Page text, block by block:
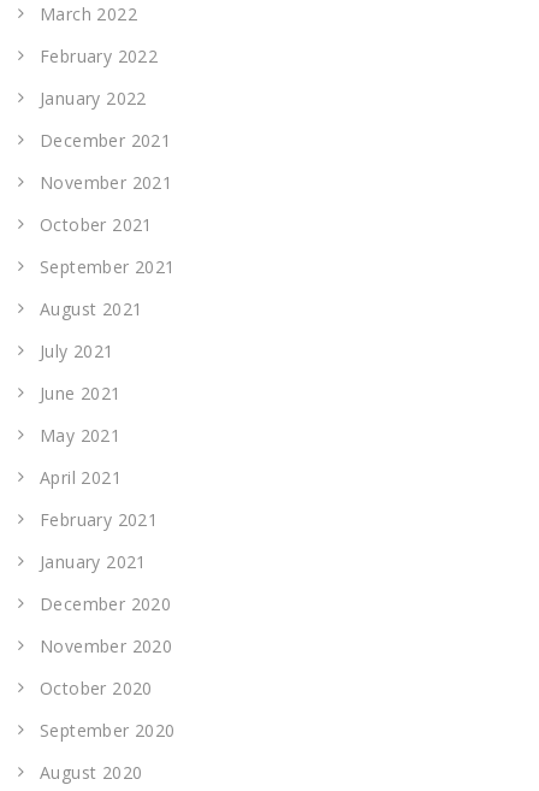
March 2022
February 2022
January 2022
December 2021
November 2021
October 2021
September 2021
August 2021
July 2021
June 2021
May 2021
April 2021
February 2021
January 2021
December 2020
November 2020
October 2020
September 2020
August 2020